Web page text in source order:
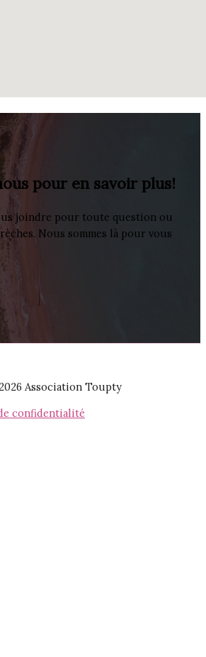
pour en savoir plus!
joindre pour toute question ou
Nous sommes là pour vous
Association Toupty
confidentialité